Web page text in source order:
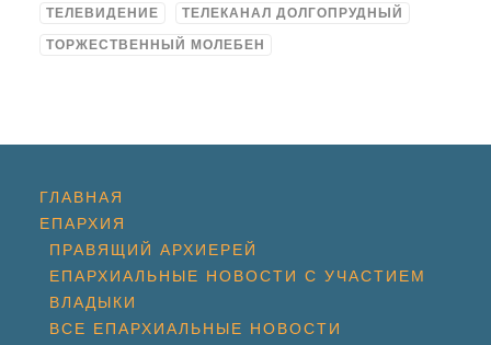
ТЕЛЕВИДЕНИЕ ТЕЛЕКАНАЛ ДОЛГОПРУДНЫЙ
ТОРЖЕСТВЕННЫЙ МОЛЕБЕН
ГЛАВНАЯ
ЕПАРХИЯ
ПРАВЯЩИЙ АРХИЕРЕЙ
ЕПАРХИАЛЬНЫЕ НОВОСТИ С УЧАСТИЕМ
ВЛАДЫКИ
ВСЕ ЕПАРХИАЛЬНЫЕ НОВОСТИ